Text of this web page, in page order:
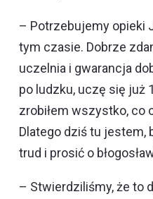
– Potrzebujemy opieki
tym czasie. Dobrze
uczelnia i gwarancja
po ludzku, uczę się już
zrobiłem wszystko, co
Dlatego dziś tu jestem,
trud i prosić o
– Stwierdziliśmy, że to